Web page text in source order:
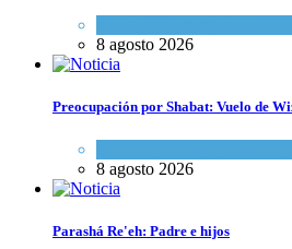
8 agosto 2026
Preocupación por Shabat: Vuelo de
8 agosto 2026
Parashá Re'eh: Padre e hijos